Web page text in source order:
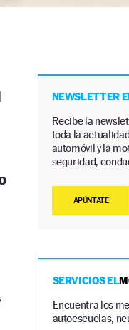
NEWSLETTER
Recibe la
toda la
automóvil y la
seguridad,
APÚNTATE
SERVICIOS EL
Encuentra los
autoescuelas,